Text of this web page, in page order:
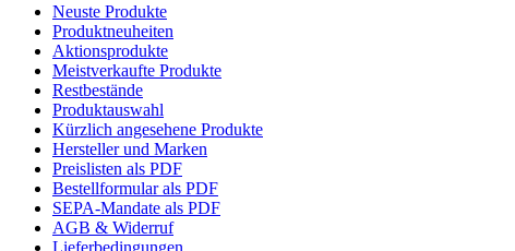
Neuste Produkte
Produktneuheiten
Aktionsprodukte
Meistverkaufte Produkte
Restbestände
Produktauswahl
Kürzlich angesehene Produkte
Hersteller und Marken
Preislisten als PDF
Bestellformular als PDF
SEPA-Mandate als PDF
AGB & Widerruf
Lieferbedingungen